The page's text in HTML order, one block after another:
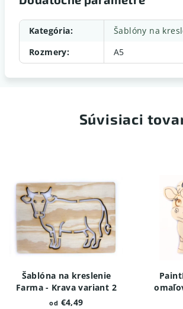
Kategória:
Šablóny na
Rozmery: A5
Súvisiaci
Šablóna na kreslenie
Farma - Krava variant 2
od €4,49